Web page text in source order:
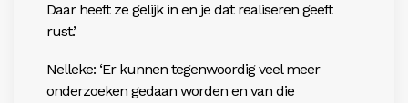
Daar heeft ze gelijk in en je dat realiseren geeft
rust.’
Nelleke: ‘Er kunnen tegenwoordig veel meer
onderzoeken gedaan worden en van die